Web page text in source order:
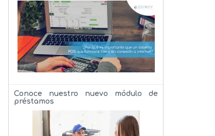
Conoce nuestro nuevo módulo de
préstamos